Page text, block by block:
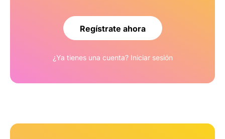
Regístrate ahora
¿Ya tienes una cuenta? Iniciar sesión